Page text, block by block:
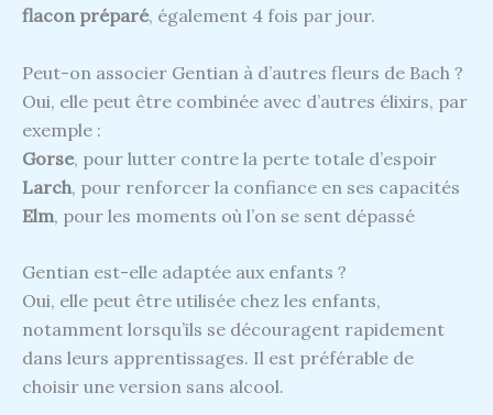
flacon préparé, également 4 fois par jour.
Peut-on associer Gentian à d’autres fleurs de Bach ?
Oui, elle peut être combinée avec d’autres élixirs, par
exemple :
Gorse, pour lutter contre la perte totale d’espoir
Larch, pour renforcer la confiance en ses capacités
Elm, pour les moments où l’on se sent dépassé
Gentian est-elle adaptée aux enfants ?
Oui, elle peut être utilisée chez les enfants,
notamment lorsqu’ils se découragent rapidement
dans leurs apprentissages. Il est préférable de
choisir une version sans alcool.